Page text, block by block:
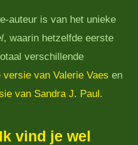
auteur is van het unieke
, waarin hetzelfde eerste
verschillende
versie van Valerie Vaes en
van Sandra J. Paul.
vind je wel